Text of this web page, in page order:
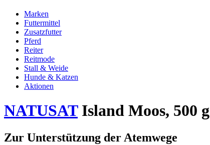
Marken
Futtermittel
Zusatzfutter
Pferd
Reiter
Reitmode
Stall & Weide
Hunde & Katzen
Aktionen
NATUSATIsland Moos, 500 g
Zur Unterstützung der Atemwege